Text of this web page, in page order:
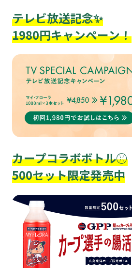
テレビ放送記念✨
1980円キャンペーン！
カープコラボボトル⚾
500セット限定発売中